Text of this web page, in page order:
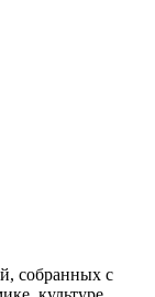
собранных с